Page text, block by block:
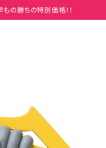
もの勝ちの特別価格！！